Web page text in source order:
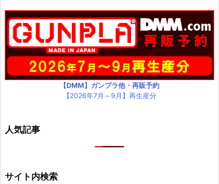
【DMM】ガンプラ他・再販予約
【2026年7月～9月】再生産分
人気記事
サイト内検索